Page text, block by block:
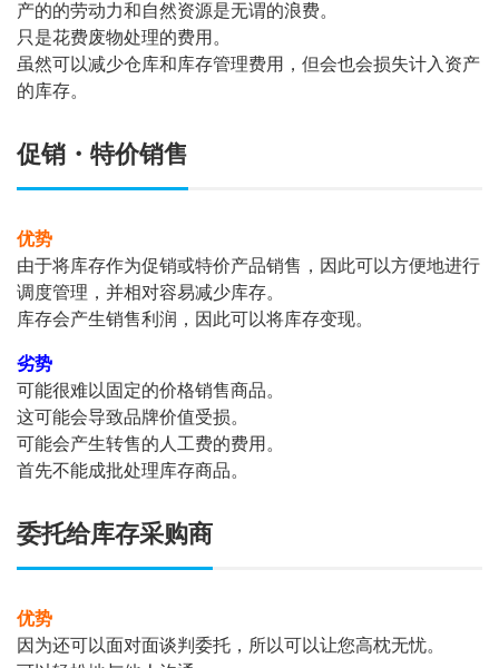
产的的劳动力和自然资源是无谓的浪费。
只是花费废物处理的费用。
虽然可以减少仓库和库存管理费用，但会也会损失计入资产
的库存。
促销・特价销售
优势
由于将库存作为促销或特价产品销售，因此可以方便地进行
调度管理，并相对容易减少库存。
库存会产生销售利润，因此可以将库存变现。
劣势
可能很难以固定的价格销售商品。
这可能会导致品牌价值受损。
可能会产生转售的人工费的费用。
首先不能成批处理库存商品。
委托给库存采购商
优势
因为还可以面对面谈判委托，所以可以让您高枕无忧。